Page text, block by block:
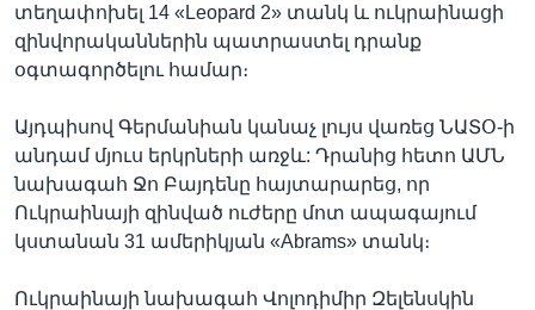
տեղափոխել 14 «Leopard 2» տանկ և ուկրաինացի
զինվորականներին պատրաստել դրանք
օգտագործելու համար։
Այդպիսով Գերմանիան կանաչ լույս վառեց ՆԱՏՕ-ի
անդամ մյուս երկրների առջև: Դրանից հետո ԱՄՆ
նախագահ Ջո Բայդենը հայտարարեց, որ
Ուկրաինայի զինված ուժերը մոտ ապագայում
կստանան 31 ամերիկյան «Abrams» տանկ։
Ուկրաինայի նախագահ Վոլոդիմիր Զելենսկին